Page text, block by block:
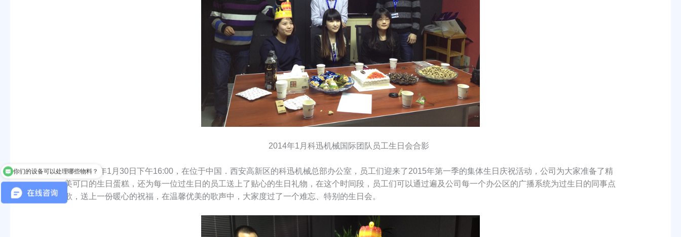
2014年1月科迅机械国际团队员工生日会合影
2015年1月30日下午16:00，在位于中国 ． 西安高新区的科迅机械总部办公室，员工们迎来了2015年第一季的集体生日庆祝活动，公司为大家准备了精
美可口的生日蛋糕，还为每一位过生日的员工送上了贴心的生日礼物，在这个时间段，员工们可以通过遍及公司每一个办公区的广播系统为过生日的同事点
歌，送上一份暖心的祝福，在温馨优美的歌声中，大家度过了一个难忘、特别的生日会。
你们可以生产整套固控系统吗？